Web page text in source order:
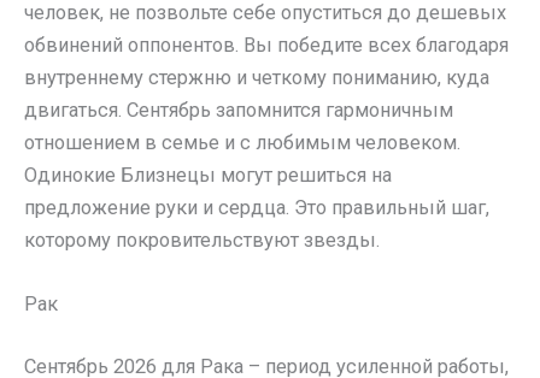
человек, не позвольте себе опуститься до дешевых
обвинений оппонентов. Вы победите всех благодаря
внутреннему стержню и четкому пониманию, куда
двигаться. Сентябрь запомнится гармоничным
отношением в семье и с любимым человеком.
Одинокие Близнецы могут решиться на
предложение руки и сердца. Это правильный шаг,
которому покровительствуют звезды.
Рак
Сентябрь 2026 для Рака – период усиленной работы,